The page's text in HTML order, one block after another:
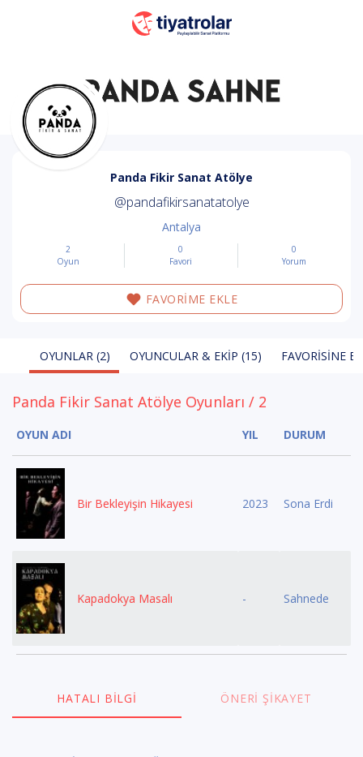
Panda Fikir Sanat Atölye
@pandafikirsanatatolye
Antalya
2
Oyun
0
Favori
0
Yorum
FAVORİME EKLE
OYUNLAR (2) OYUNCULAR & EKIP (15) FAVORISINE
Panda Fikir Sanat Atölye Oyunları / 2
OYUN ADI YIL DURUM
Bir Bekleyişin Hikayesi 2023 Sona Erdi
Kapadokya Masalı - Sahnede
HATALI BILGI ÖNERI ŞIKAYET